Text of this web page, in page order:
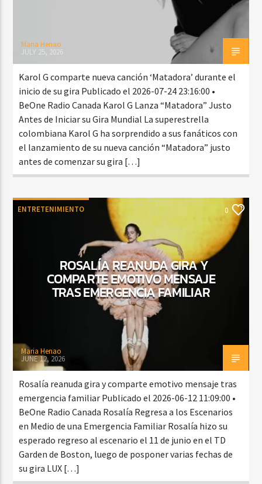
Beone Radio
Maria Henao
JULY 25, 2026
Karol G comparte nueva canción ‘Matadora’ durante el
inicio de su gira Publicado el 2026-07-24 23:16:00 •
BeOne Radio Canada Karol G Lanza “Matadora” Justo
Antes de Iniciar su Gira Mundial La superestrella
colombiana Karol G ha sorprendido a sus fanáticos con
el lanzamiento de su nueva canción “Matadora” justo
antes de comenzar su gira […]
ENTRETENIMIENTO 0
ROSALÍA REANUDA GIRA Y
COMPARTE EMOTIVO MENSAJE
TRAS EMERGENCIA FAMILIAR
Maria Henao
JUNE 12, 2026
Rosalía reanuda gira y comparte emotivo mensaje tras
emergencia familiar Publicado el 2026-06-12 11:09:00 •
BeOne Radio Canada Rosalía Regresa a los Escenarios
en Medio de una Emergencia Familiar Rosalía hizo su
esperado regreso al escenario el 11 de junio en el TD
Garden de Boston, luego de posponer varias fechas de
su gira LUX […]